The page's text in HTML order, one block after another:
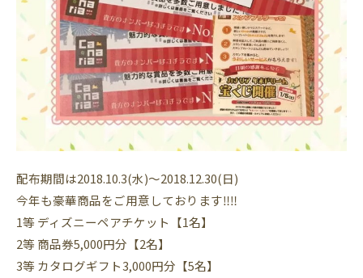
配布期間は2018.10.3(水)〜2018.12.30(日)
今年も豪華商品をご用意しております‼︎‼︎
1等 ディズニーペアチケット【1名】
2等 商品券5,000円分【2名】
3等 カタログギフト3,000円分【5名】